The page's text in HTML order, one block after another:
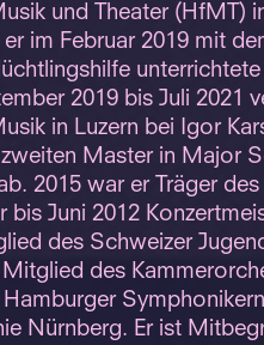
und Theater (HfMT)
im Februar 2019 mit
2019 bis Juli 2021
in Luzern bei Igor
Master in Major
2015 war er Träger
bis Juni 2012
des Schweizer
des
Nürnberg. Er ist